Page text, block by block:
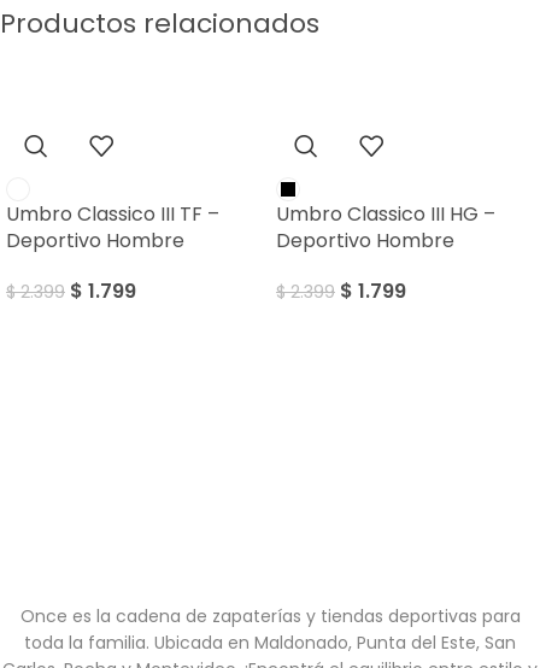
Productos relacionados
Umbro Classico III TF –
Deportivo Hombre
$2.399 $ 1.799
Umbro Classico III HG –
Deportivo Hombre
$2.399 $ 1.799
Once es la cadena de zapaterías y tiendas deportivas para
toda la familia. Ubicada en Maldonado, Punta del Este, San